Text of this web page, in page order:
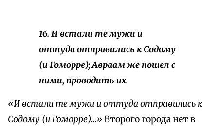
16. И встали те мужи и
оттуда отправились к Содому
(и Гоморре); Авраам же пошел с
ними, проводить их.
«И встали те мужи и оттуда отправились к
Содому (и Гоморре)…» Второго города нет в